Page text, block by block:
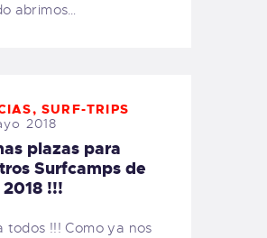
abrimos…
,SURF-TRIPS
2018
plazas para
Surfcamps de
!!!
todos !!! Como ya nos